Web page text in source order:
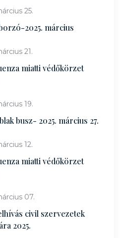
25.
2025. március
21.
miatti védőkörzet
19.
busz- 2025. március 27.
12.
miatti védőkörzet
07.
civil szervezetek
2025.